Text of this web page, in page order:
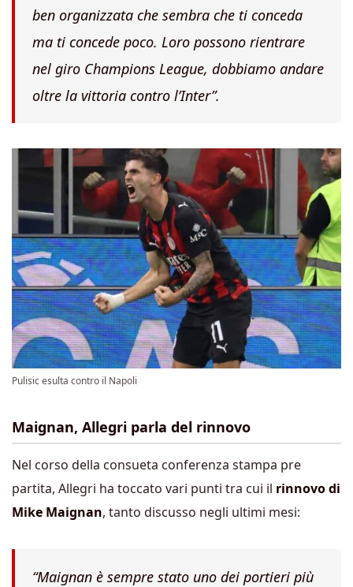
ben organizzata che sembra che ti conceda
ma ti concede poco. Loro possono rientrare
nel giro Champions League, dobbiamo andare
oltre la vittoria contro l’Inter”.
Pulisic esulta contro il Napoli
Maignan, Allegri parla del rinnovo
Nel corso della consueta conferenza stampa pre
partita, Allegri ha toccato vari punti tra cui il rinnovo di
Mike Maignan, tanto discusso negli ultimi mesi:
“Maignan è sempre stato uno dei portieri più